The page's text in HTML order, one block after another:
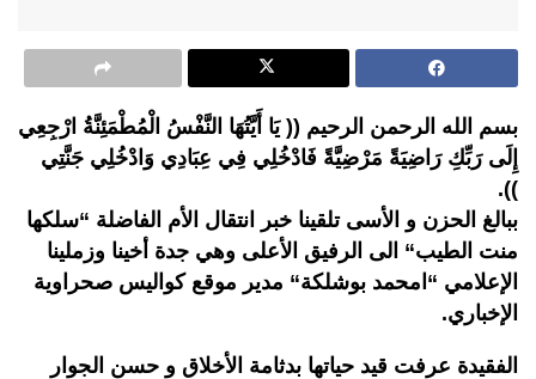
بسم الله الرحمن الرحيم (( يَا أَيَّتُهَا النَّفْسُ الْمُطْمَئِنَّةُ ارْجِعِي
إِلَى رَبِّكِ رَاضِيَةً مَرْضِيَّةً فَادْخُلِي فِي عِبَادِي وَادْخُلِي جَنَّتِي
)).
ببالغ الحزن و الأسى تلقينا خبر انتقال الأم الفاضلة “سلكها
منت الطيب“ الى الرفيق الأعلى وهي جدة أخينا وزملينا
الإعلامي “امحمد بوشلكة“ مدير موقع كواليس صحراوية
الإخباري.
الفقيدة عرفت قيد حياتها بدثامة الأخلاق و حسن الجوار